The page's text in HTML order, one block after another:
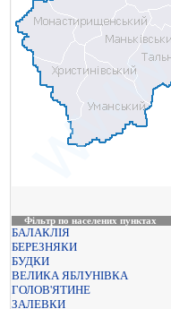
Фільтр по населених пунктах
БАЛАКЛІЯ
БЕРЕЗНЯКИ
БУДКИ
ВЕЛИКА ЯБЛУНІВКА
ГОЛОВ'ЯТИНЕ
ЗАЛЕВКИ